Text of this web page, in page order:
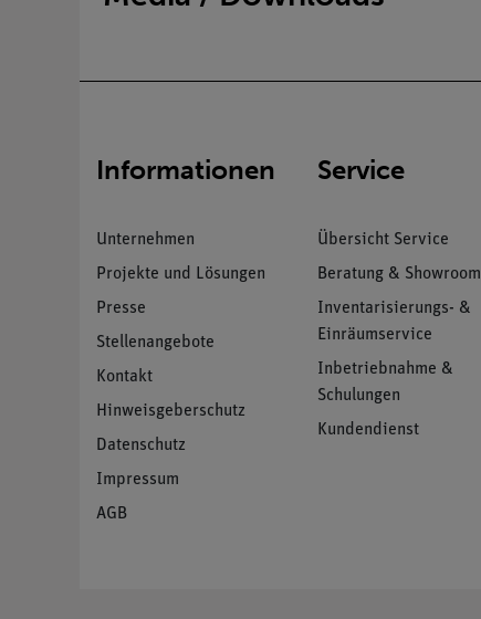
Informationen
Unternehmen
Projekte und Lösungen
Presse
Stellenangebote
Kontakt
Hinweisgeberschutz
Datenschutz
Impressum
AGB
Service
Übersicht Service
Beratung & Showroom
Inventarisierungs- &
Einräumservice
Inbetriebnahme &
Schulungen
Kundendienst